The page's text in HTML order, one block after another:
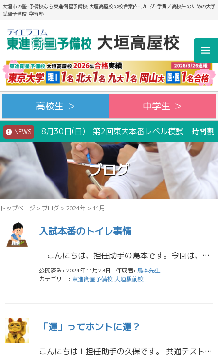
大垣市の塾･予備校なら東進衛星予備校 大垣高屋校の校舎案内･ブログ･学費／高校生のための大学
受験予備校･学習塾
高校生 ＞ 中学生 ＞
NEWS 8月30日(日) 第2回東大本番レベル模試 時間割
ブログ
トップページ > ブログ > 2024年 > 11月
入試本番のトイレ事情
こんにちは、担任助手の鳥本です。今回は、入試本番の休み時間の過ごし方についてお話しします。60日を切った共通テストに向かって、受験生の皆さんはラストスパートをかけている時期だと思います。本番でアクシデントが起き、思うよ […]
公開済み: 2024年11月23日 作成者: 鳥本先生
カテゴリー: 東進衛星予備校 大垣駅前校
「運」ってホントに運？
こんにちは！担任助手の久保です。 共通テスト、二次試験までいよいよ数ヶ月となりました。一年ってあっという間ですよね…。私は来年から社会人ですが、正直働きたくないです(笑)。いや～、もう時間が過ぎるのが早くて早くて…。一日 […]